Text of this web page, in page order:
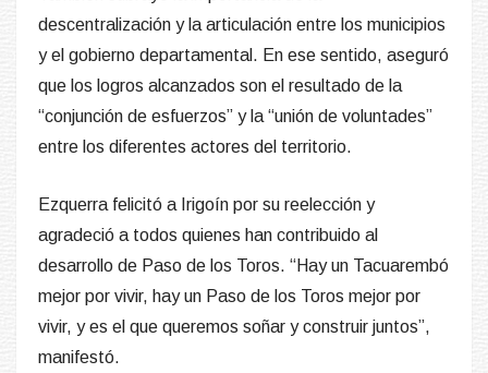
descentralización y la articulación entre los municipios
y el gobierno departamental. En ese sentido, aseguró
que los logros alcanzados son el resultado de la
“conjunción de esfuerzos” y la “unión de voluntades”
entre los diferentes actores del territorio.
Ezquerra felicitó a Irigoín por su reelección y
agradeció a todos quienes han contribuido al
desarrollo de Paso de los Toros. “Hay un Tacuarembó
mejor por vivir, hay un Paso de los Toros mejor por
vivir, y es el que queremos soñar y construir juntos”,
manifestó.